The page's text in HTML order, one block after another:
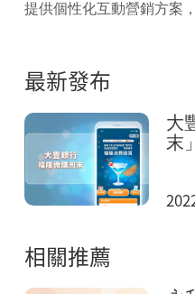
提供個性化互動營銷方案
最新發布
大
末
相關推薦